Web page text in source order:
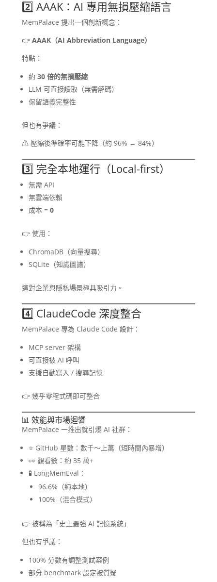
2️⃣ AAAK：AI 專用無損壓縮語言
MemPalace 提出一個創新概念：
👉 AAAK（AI Abbreviation Language）
特點：
約 30 倍的無損壓縮
LLM 可直接讀取（無需解碼）
保留語義完整性
但也有爭議：
⚠ 壓縮後準確率可能下降（約 96% → 84%）
3️⃣ 完全本地運行（Local-first）
無需 API
無雲端依賴
成本 = 0
👉 使用：
ChromaDB（向量搜尋）
SQLite（知識圖譜）
這對企業與隱私場景極具吸引力。
4️⃣ ClaudeCode 深度整合
MemPalace 專為 Claude Code 設計：
MCP server 架構
可直接被 AI 呼叫
支援自動寫入 / 搜尋記憶
👉 幾乎零程式碼即可整合
📊 效能與市場迴響
MemPalace 一推出就引爆 AI 社群：
⭐ GitHub 星數：數千～上萬（短時間內暴增）
👀 觀看數：約 35 萬+
🧪 LongMemEval：
96.6%（純本地）
100%（混合模式）
👉 被稱為「史上最強 AI 記憶系統」
但也有爭議：
100% 分數有調整測試案例
部分 benchmark 設定被質疑